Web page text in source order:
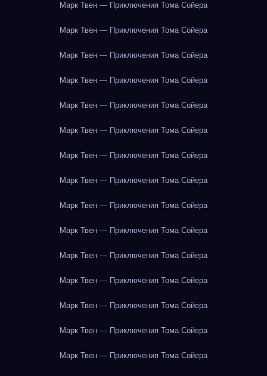
Марк Твен — Приключения Тома Сойера
Марк Твен — Приключения Тома Сойера
Марк Твен — Приключения Тома Сойера
Марк Твен — Приключения Тома Сойера
Марк Твен — Приключения Тома Сойера
Марк Твен — Приключения Тома Сойера
Марк Твен — Приключения Тома Сойера
Марк Твен — Приключения Тома Сойера
Марк Твен — Приключения Тома Сойера
Марк Твен — Приключения Тома Сойера
Марк Твен — Приключения Тома Сойера
Марк Твен — Приключения Тома Сойера
Марк Твен — Приключения Тома Сойера
Марк Твен — Приключения Тома Сойера
Марк Твен — Приключения Тома Сойера